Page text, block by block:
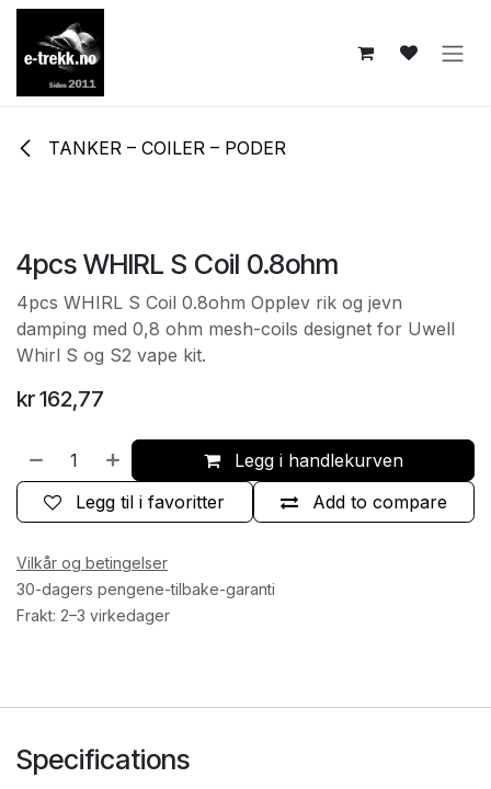
Skip to Content
TANKER – COILER – PODER
4pcs WHIRL S Coil 0.8ohm
4pcs WHIRL S Coil 0.8ohm Opplev rik og jevn
damping med 0,8 ohm mesh-coils designet for Uwell
Whirl S og S2 vape kit.
kr162,77
Legg i handlekurven
Add to compare
Legg til i favoritter
Vilkår og betingelser
30-dagers pengene-tilbake-garanti
Frakt: 2–3 virkedager
Specifications